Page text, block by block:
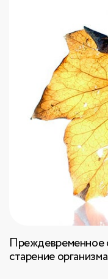
Преждевременное
старение